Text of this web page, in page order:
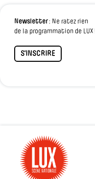
Newsletter: Ne ratez rien
de la programmation de LUX
S'INSCRIRE